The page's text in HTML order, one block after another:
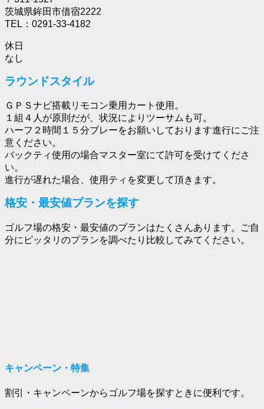
茨城県鉾田市借宿2222
TEL：0291-33-4182
休日
なし
ラウンドスタイル
ＧＰＳナビ搭載リモコン乗用カート使用。
１組４人が原則だが、状況によりツーサムも可。
ハーフ２時間１５分プレーをお願いしております進行にご注
意ください。
バックティ使用の場合マスター室にて許可を受けてくださ
い。
進行が遅れた場合、使用ティを変更して頂きます。
格安・最安値プランを探す
ゴルフ場の格安・最安値のプランはたくさんあります。ご自
分にピッタリのプランを調べたり比較してみてください。
キャンペーン・特集
割引・キャンペーンからゴルフ場を探すときに便利です。